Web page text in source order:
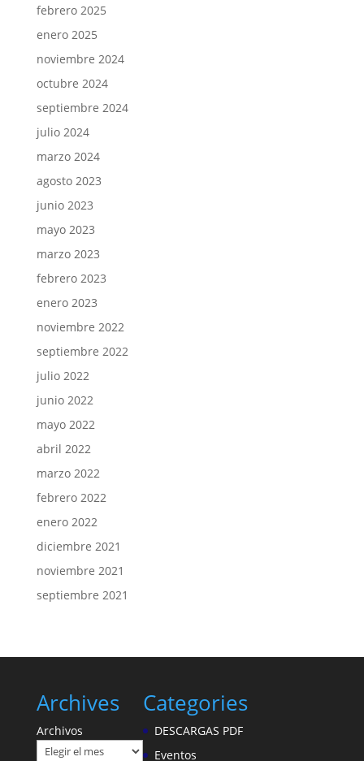
febrero 2025
enero 2025
noviembre 2024
octubre 2024
septiembre 2024
julio 2024
marzo 2024
agosto 2023
junio 2023
mayo 2023
marzo 2023
febrero 2023
enero 2023
noviembre 2022
septiembre 2022
julio 2022
junio 2022
mayo 2022
abril 2022
marzo 2022
febrero 2022
enero 2022
diciembre 2021
noviembre 2021
septiembre 2021
Archives
Archivos
Categories
DESCARGAS PDF
Eventos